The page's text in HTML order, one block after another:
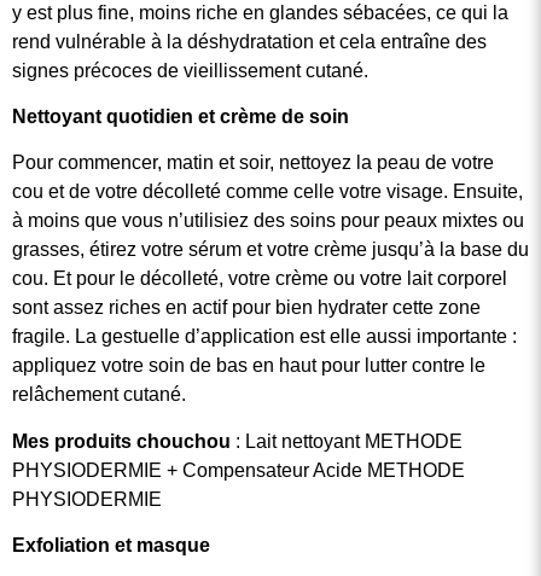
y est plus fine, moins riche en glandes sébacées, ce qui la
rend vulnérable à la déshydratation et cela entraîne des
signes précoces de vieillissement cutané.
Nettoyant quotidien et crème de soin
Pour commencer, matin et soir, nettoyez la peau de votre
cou et de votre décolleté comme celle votre visage. Ensuite,
à moins que vous n’utilisiez des soins pour peaux mixtes ou
grasses, étirez votre sérum et votre crème jusqu’à la base du
cou. Et pour le décolleté, votre crème ou votre lait corporel
sont assez riches en actif pour bien hydrater cette zone
fragile. La gestuelle d’application est elle aussi importante :
appliquez votre soin de bas en haut pour lutter contre le
relâchement cutané.
Mes produits chouchou : Lait nettoyant METHODE
PHYSIODERMIE + Compensateur Acide METHODE
PHYSIODERMIE
Exfoliation et masque